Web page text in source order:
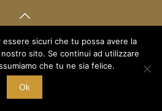
Boboc Ramona Oana - via Arduino 5
Palestra Alexandria
Z129M - P.I. 10221700015
essere sicuri che tu possa avere la
sito. Se continui ad utilizzare
che tu ne sia felice.
Ok